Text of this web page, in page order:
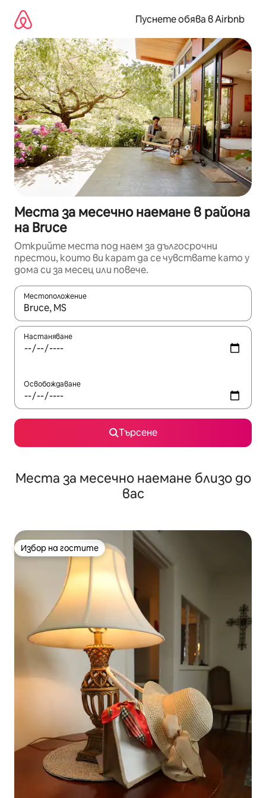
съдържанието
Пуснете обява в Airbnb
Места за месечно наемане в района
на Bruce
Открийте места под наем за дългосрочни
престои, които ви карат да се чувствате като у
дома си за месец или повече.
Местоположение
Когато резултатите се покажат, използвайте
Настаняване
Освобождаване
Търсене
Места за месечно наемане близо до
вас
Избор на гостите
Избор на гостите